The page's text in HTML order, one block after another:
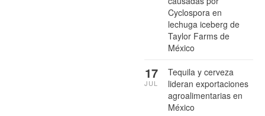
Cyclospora en
lechuga iceberg de
Taylor Farms de
México
Tequila y cerveza
lideran exportaciones
agroalimentarias en
México
17
JUL